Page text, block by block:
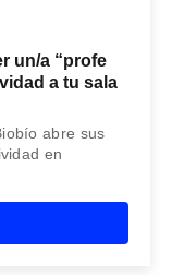
un/a “profe
a tu sala
abre sus
en